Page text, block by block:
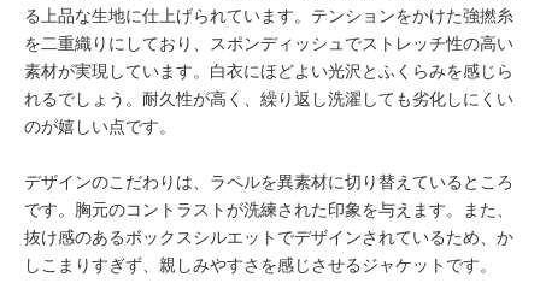
る上品な生地に仕上げられています。テンションをかけた強撚糸
を二重織りにしており、スポンディッシュでストレッチ性の高い
素材が実現しています。白衣にほどよい光沢とふくらみを感じら
れるでしょう。耐久性が高く、繰り返し洗濯しても劣化しにくい
のが嬉しい点です。
デザインのこだわりは、ラペルを異素材に切り替えているところ
です。胸元のコントラストが洗練された印象を与えます。また、
抜け感のあるボックスシルエットでデザインされているため、か
しこまりすぎず、親しみやすさを感じさせるジャケットです。